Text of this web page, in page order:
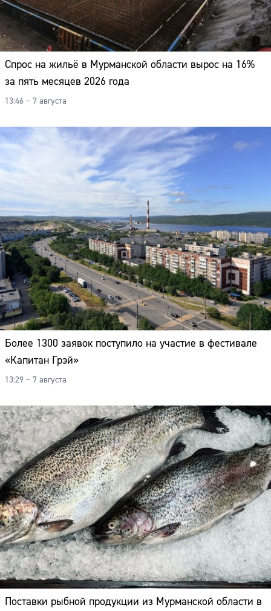
Спрос на жильё в Мурманской области вырос на 16%
за пять месяцев 2026 года
13:46 – 7 августа
Более 1300 заявок поступило на участие в фестивале
«Капитан Грэй»
13:29 – 7 августа
Поставки рыбной продукции из Мурманской области в